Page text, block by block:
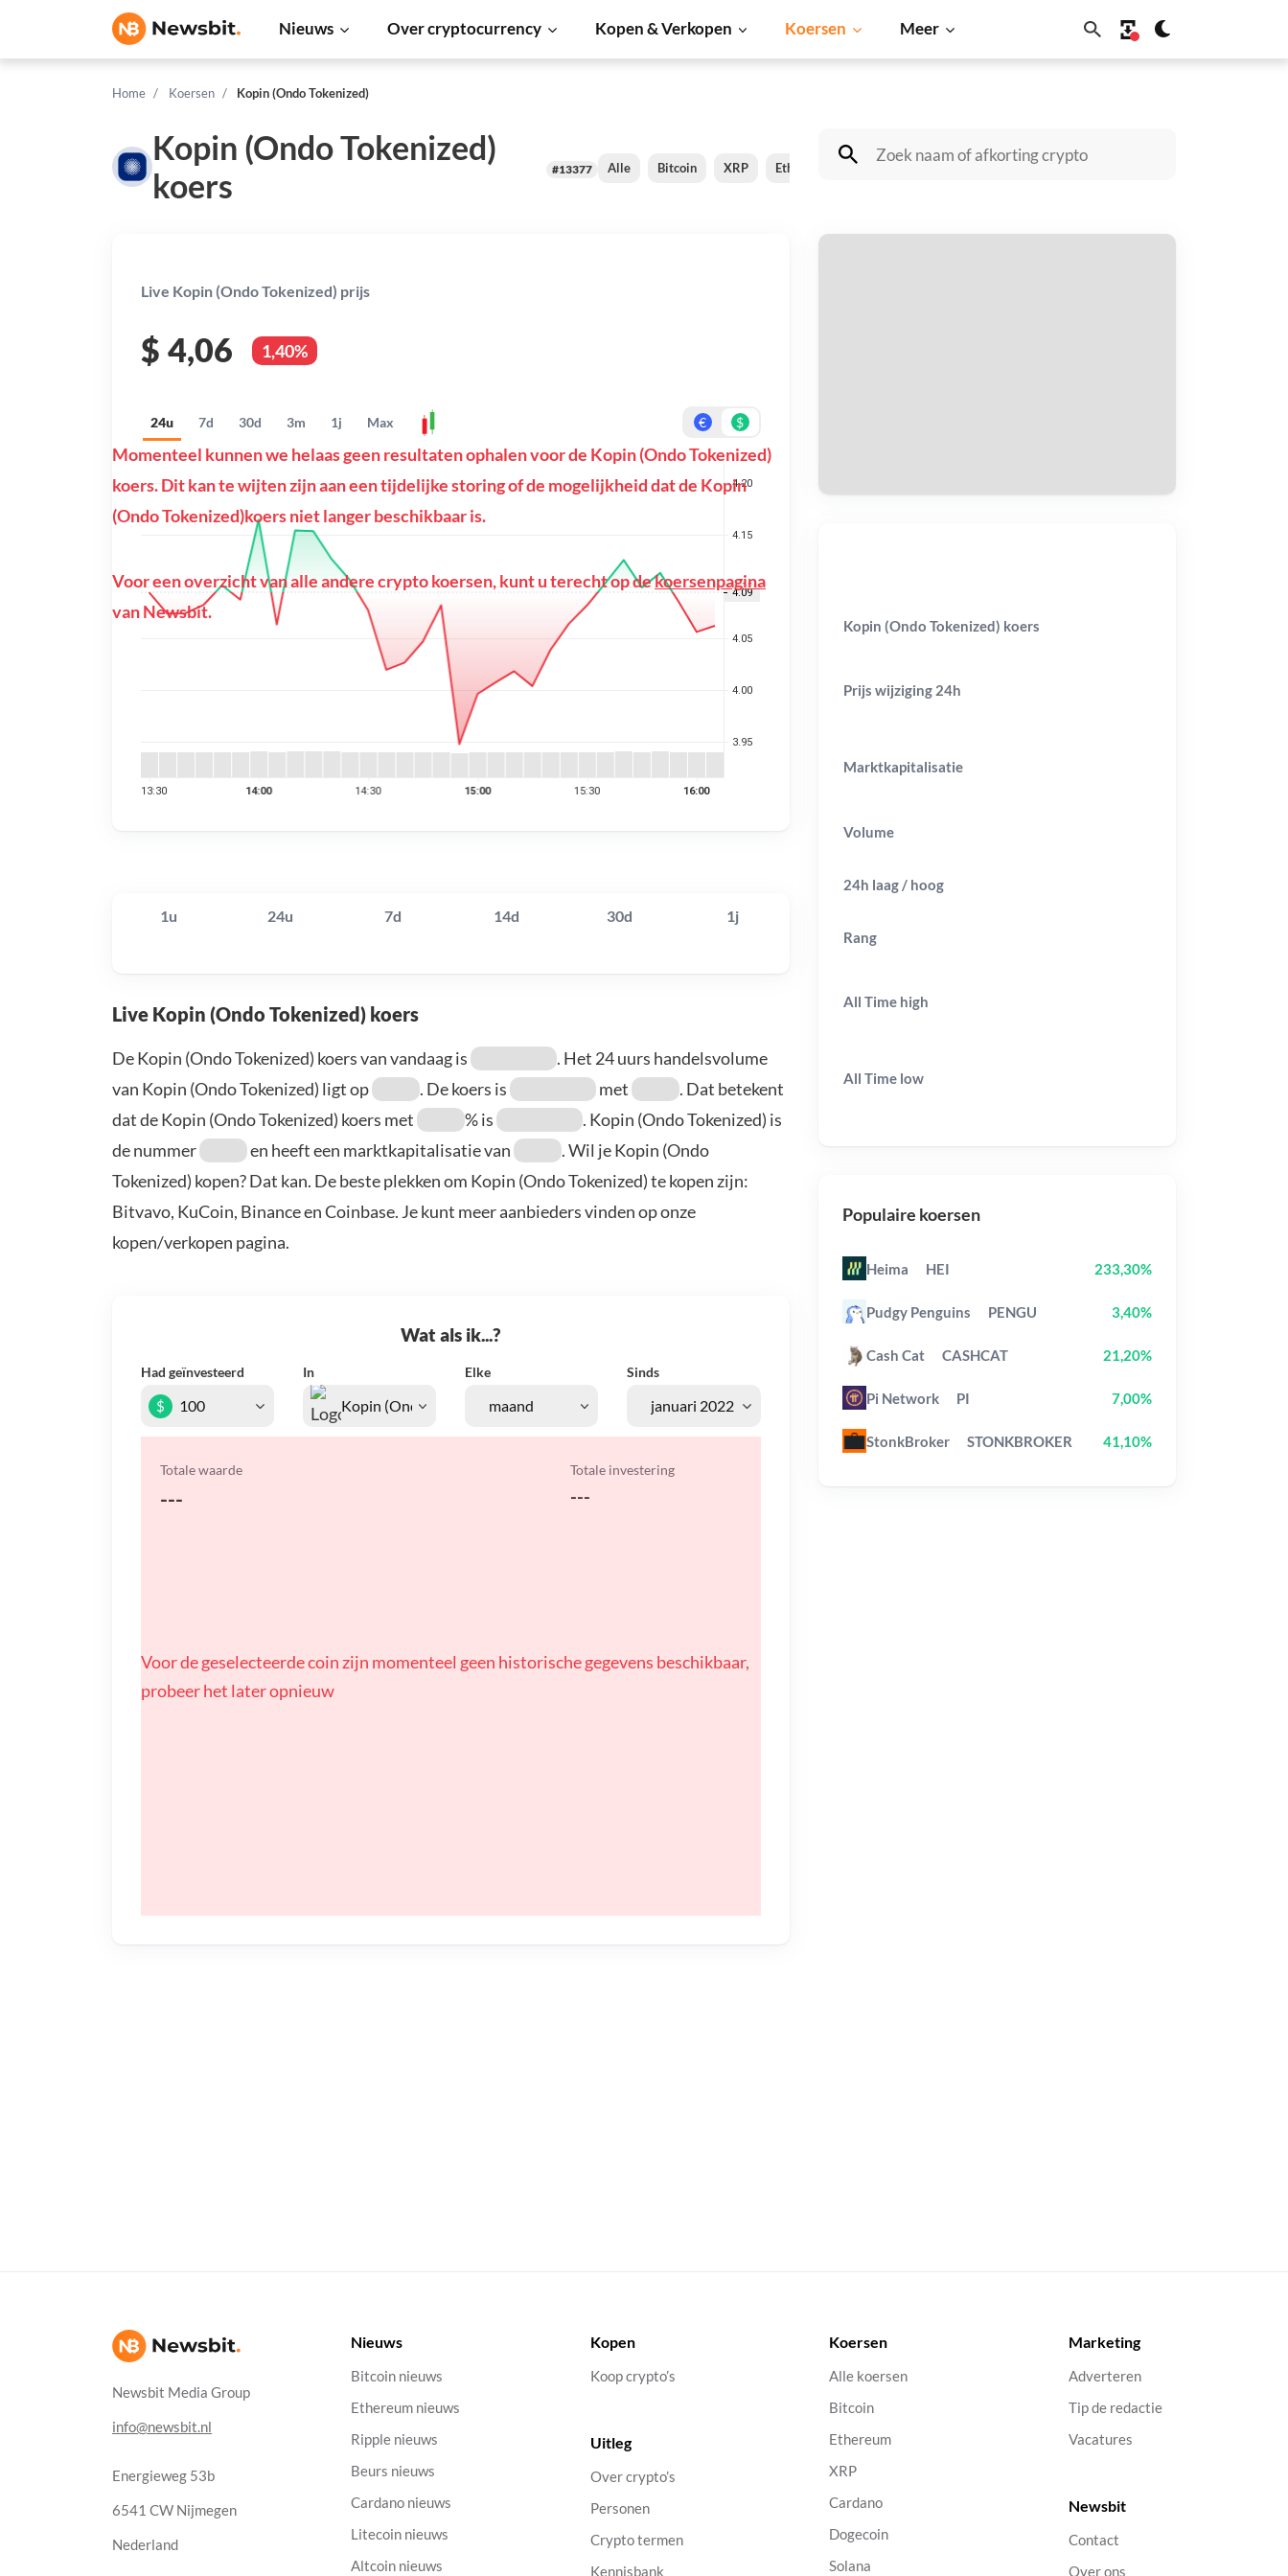
Nieuws Over cryptocurrency Kopen & Verkopen Koersen Meer
Home Koersen Kopin (Ondo Tokenized)
Kopin (Ondo Tokenized)
koers
#13377 Alle Bitcoin XRP Ethereum Cardano Dogecoin
Live Kopin (Ondo Tokenized) prijs
$ 4,06 1,40%
24u 7d 30d 3m 1j Max € $
Momenteel kunnen we helaas geen resultaten ophalen voor de Kopin (Ondo Tokenized)
koers. Dit kan te wijten zijn aan een tijdelijke storing of de mogelijkheid dat de Kopin
(Ondo Tokenized)koers niet langer beschikbaar is.
Voor een overzicht van alle andere crypto koersen, kunt u terecht op dekoersenpagina
van Newsbit.
1u 24u 7d 14d 30d 1j
Live Kopin (Ondo Tokenized) koers
De Kopin (Ondo Tokenized) koers van vandaag is
. Het 24 uurs handelsvolume
van Kopin (Ondo Tokenized) ligt op
. De koers is met
. Dat betekent
dat de Kopin (Ondo Tokenized) koers met
% is
. Kopin (Ondo Tokenized) is
de nummer
en heeft een marktkapitalisatie van
. Wil je Kopin (Ondo
Tokenized) kopen? Dat kan. De beste plekken om Kopin (Ondo Tokenized) te kopen zijn:
Bitvavo, KuCoin, Binance en Coinbase. Je kunt meer aanbieders vinden op onze
kopen/verkopen pagina.
Wat als ik...?
Had geïnvesteerd In Elke Sinds
$
Totale waarde
---
Totale investering
---
Voor de geselecteerde coin zijn momenteel geen historische gegevens beschikbaar,
probeer het later opnieuw
Kopin (Ondo Tokenized) koers
Prijs wijziging 24h
Marktkapitalisatie
Volume
24h laag / hoog
Rang
All Time high
All Time low
Populaire koersen
Heima HEI 233,30%
Pudgy Penguins PENGU 3,40%
Cash Cat CASHCAT 21,20%
Pi Network PI 7,00%
StonkBroker STONKBROKER 41,10%
Newsbit Media Group
info@newsbit.nl
Energieweg 53b
6541 CW Nijmegen
Nederland
Nieuws
Bitcoin nieuws
Ethereum nieuws
Ripple nieuws
Beurs nieuws
Cardano nieuws
Litecoin nieuws
Altcoin nieuws
Kopen
Koop crypto’s
Uitleg
Over crypto’s
Personen
Crypto termen
Kennisbank
Koersen
Alle koersen
Bitcoin
Ethereum
XRP
Cardano
Dogecoin
Solana
Marketing
Adverteren
Tip de redactie
Vacatures
Newsbit
Contact
Over ons